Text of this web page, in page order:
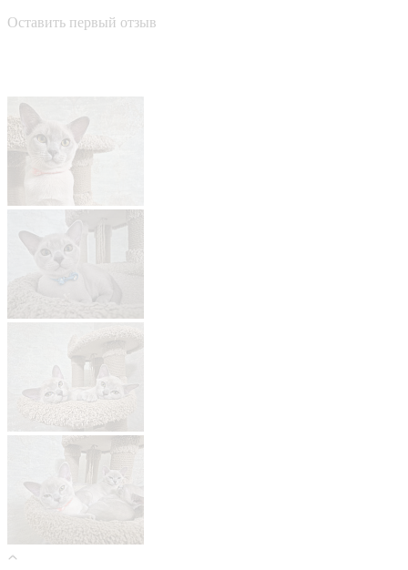
Оставить первый отзыв